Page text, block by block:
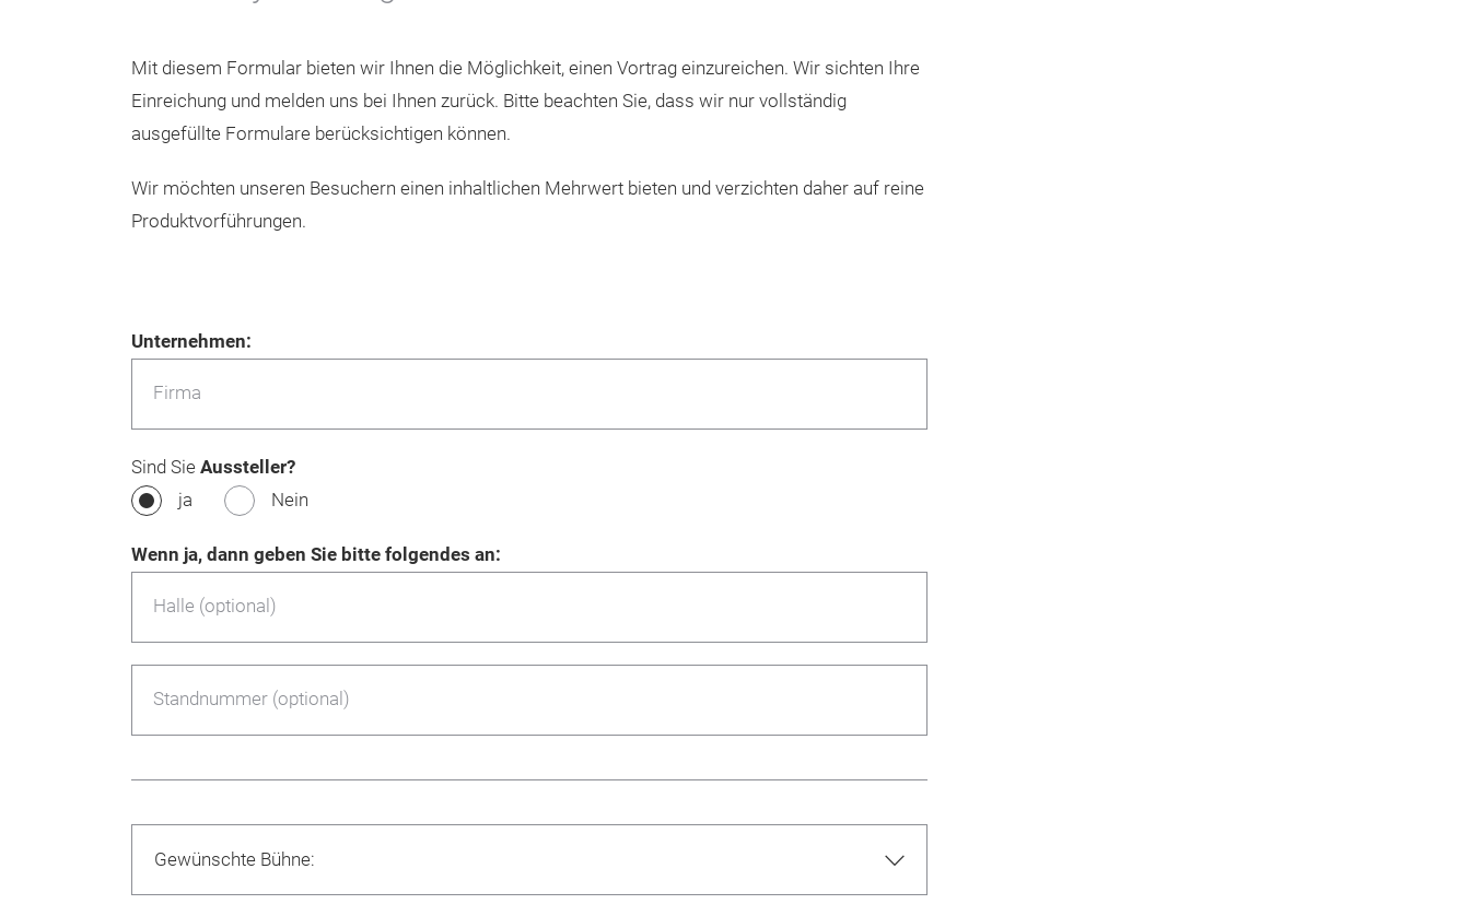
Mit diesem Formular bieten wir Ihnen die Möglichkeit, einen Vortrag einzureichen. Wir sichten Ihre
Einreichung und melden uns bei Ihnen zurück. Bitte beachten Sie, dass wir nur vollständig
ausgefüllte Formulare berücksichtigen können.
Wir möchten unseren Besuchern einen inhaltlichen Mehrwert bieten und verzichten daher auf reine
Produktvorführungen.
Unternehmen:
Firma
Sind Sie Aussteller?
ja
Nein
Wenn ja, dann geben Sie bitte folgendes an:
Halle (optional)
Standnummer (optional)